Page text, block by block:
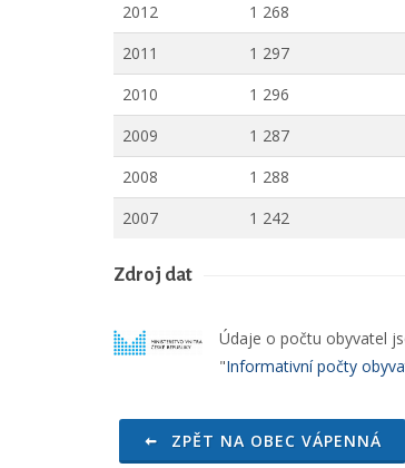
2012
1 268
2011
1 297
2010
1 296
2009
1 287
2008
1 288
2007
1 242
Zdroj dat
Údaje o počtu obyvatel
"Informativní počty
ZPĚT NA OBEC VÁPENNÁ